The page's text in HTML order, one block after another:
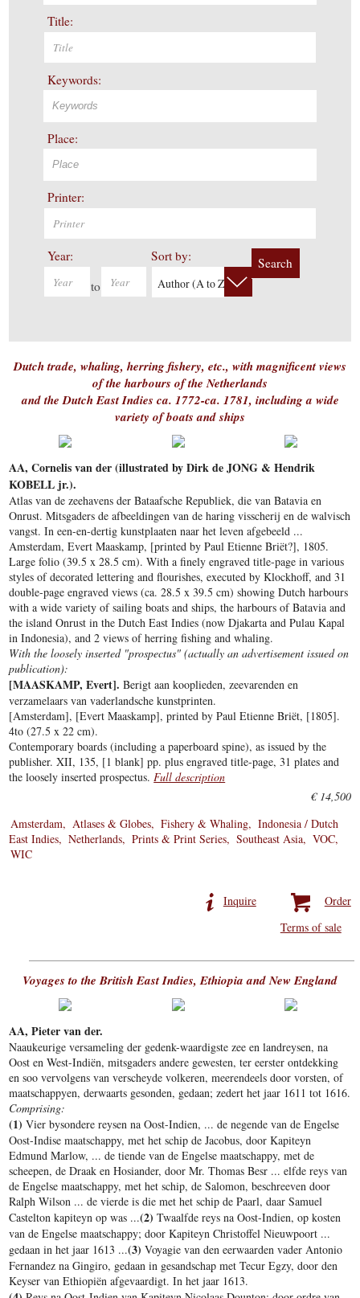
Title:
Keywords:
Place:
Printer:
Year:
to
Sort by:
Author (A to Z)
Search
Dutch trade, whaling, herring fishery, etc., with magnificent views
of the harbours of the Netherlands
and the Dutch East Indies ca. 1772-ca. 1781, including a wide
variety of boats and ships
AA, Cornelis van der (illustrated by Dirk de JONG & Hendrik
KOBELL jr.).
Atlas van de zeehavens der Bataafsche Republiek, die van Batavia en
Onrust. Mitsgaders de afbeeldingen van de haring visscherij en de walvisch
vangst. In een-en-dertig kunstplaaten naar het leven afgebeeld ...
Amsterdam, Evert Maaskamp, [printed by Paul Etienne Briët?], 1805.
Large folio (39.5 x 28.5 cm). With a finely engraved title-page in various
styles of decorated lettering and flourishes, executed by Klockhoff, and 31
double-page engraved views (ca. 28.5 x 39.5 cm) showing Dutch harbours
with a wide variety of sailing boats and ships, the harbours of Batavia and
the island Onrust in the Dutch East Indies (now Djakarta and Pulau Kapal
in Indonesia), and 2 views of herring fishing and whaling.
With the loosely inserted "prospectus" (actually an advertisement issued on
publication):
[MAASKAMP, Evert]. Berigt aan kooplieden, zeevarenden en
verzamelaars van vaderlandsche kunstprinten.
[Amsterdam], [Evert Maaskamp], printed by Paul Etienne Briët, [1805].
4to (27.5 x 22 cm).
Contemporary boards (including a paperboard spine), as issued by the
publisher. XII, 135, [1 blank] pp. plus engraved title-page, 31 plates and
the loosely inserted prospectus.Full description
€ 14,500
Amsterdam
Atlases & Globes Fishery & Whaling
Indonesia / Dutch
East Indies
Netherlands Prints & Print Series Southeast Asia
VOC
WIC
Order
Inquire
Terms of sale
Voyages to the British East Indies, Ethiopia and New England
AA, Pieter van der.
Naaukeurige versameling der gedenk-waardigste zee en landreysen, na
Oost en West-Indiën, mitsgaders andere gewesten, ter eerster ontdekking
en soo vervolgens van verscheyde volkeren, meerendeels door vorsten, of
maatschappyen, derwaarts gesonden, gedaan; zedert het jaar 1611 tot 1616.
Comprising:
(1) Vier bysondere reysen na Oost-Indien, ... de negende van de Engelse
Oost-Indise maatschappy, met het schip de Jacobus, door Kapiteyn
Edmund Marlow, ... de tiende van de Engelse maatschappy, met de
scheepen, de Draak en Hosiander, door Mr. Thomas Besr ... elfde reys van
de Engelse maatschappy, met het schip, de Salomon, beschreeven door
Ralph Wilson ... de vierde is die met het schip de Paarl, daar Samuel
Castelton kapiteyn op was ...(2) Twaalfde reys na Oost-Indien, op kosten
van de Engelse maatschappy; door Kapiteyn Christoffel Nieuwpoort ...
gedaan in het jaar 1613 ...(3) Voyagie van den eerwaarden vader Antonio
Fernandez na Gingiro, gedaan in gesandschap met Tecur Egzy, door den
Keyser van Ethiopiën afgevaardigt. In het jaar 1613.